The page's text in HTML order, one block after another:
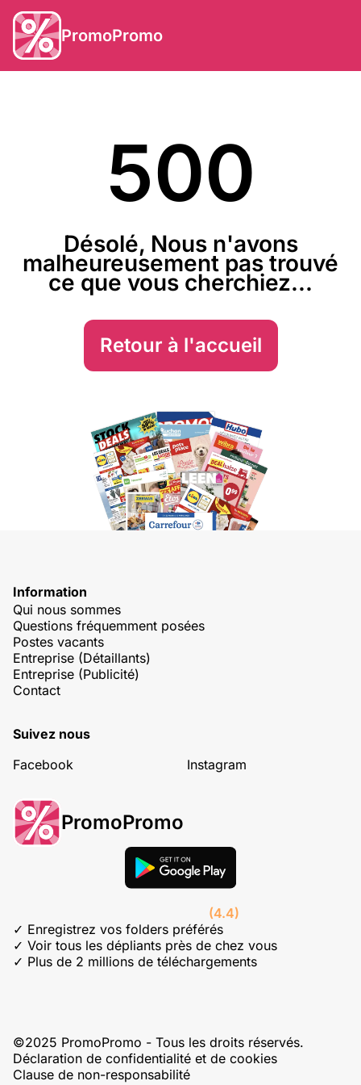
PromoPromo
500
Désolé, Nous n'avons
malheureusement pas trouvé
ce que vous cherchiez...
Retour à l'accueil
Information
Qui nous sommes
Questions fréquemment posées
Postes vacants
Entreprise (Détaillants)
Entreprise (Publicité)
Contact
Suivez nous
Facebook
Instagram
PromoPromo
(4.4)
✓ Enregistrez vos folders préférés
✓ Voir tous les dépliants près de chez vous
✓ Plus de 2 millions de téléchargements
©2025 PromoPromo - Tous les droits réservés.
Déclaration de confidentialité et de cookies
Clause de non-responsabilité